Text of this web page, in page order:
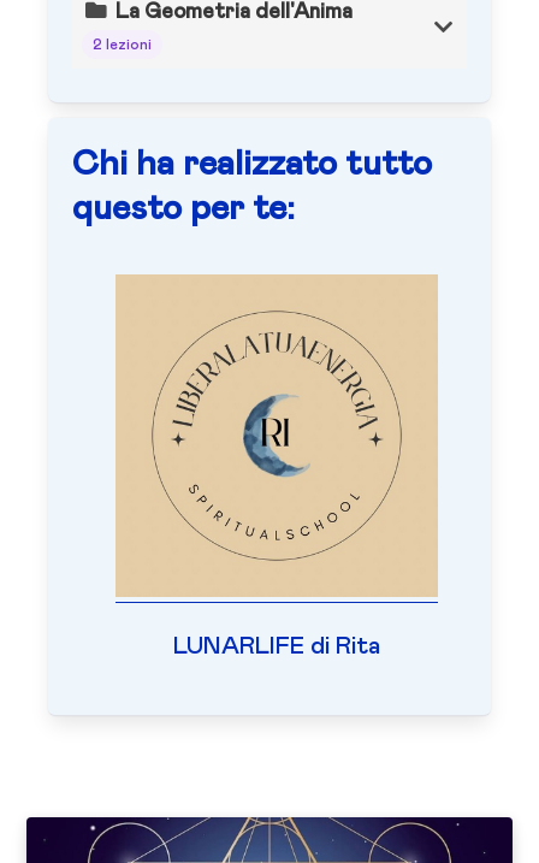
La Geometria dell'Anima
2 lezioni
Chi ha realizzato tutto
questo per te:
LUNARLIFE di Rita